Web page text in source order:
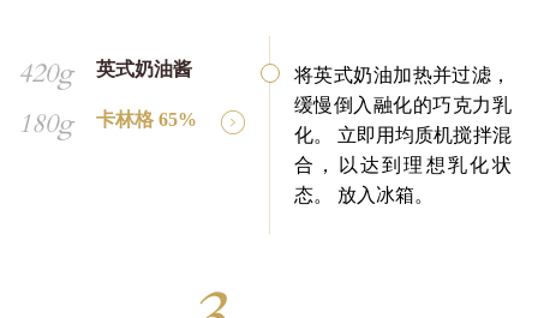
420g 英式奶油酱
180g 卡林格 65%
将英式奶油加热并过滤，
缓慢倒入融化的巧克力乳
化。 立即用均质机搅拌混
合，以达到理想乳化状
态。 放入冰箱。